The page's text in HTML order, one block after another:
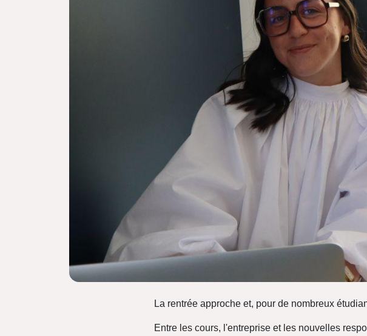
La rentrée approche et, pour de nombreux
Entre les cours, l'entreprise et les nouvelles